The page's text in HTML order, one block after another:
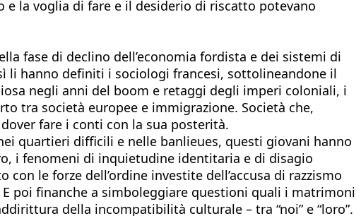
e la voglia di fare e il desiderio di riscatto potevano
fase di declino dell’economia fordista e dei sistemi di
li hanno definiti i sociologi francesi, sottolineandone il
negli anni del boom e retaggi degli imperi coloniali, i
tra società europee e immigrazione. Società che,
fare i conti con la sua posterità.
quartieri difficili e nelle banlieues, questi giovani hanno
i fenomeni di inquietudine identitaria e di disagio
le forze dell’ordine investite dell’accusa di razzismo
poi finanche a simboleggiare questioni quali i matrimoni
della incompatibilità culturale – tra “noi” e “loro”.